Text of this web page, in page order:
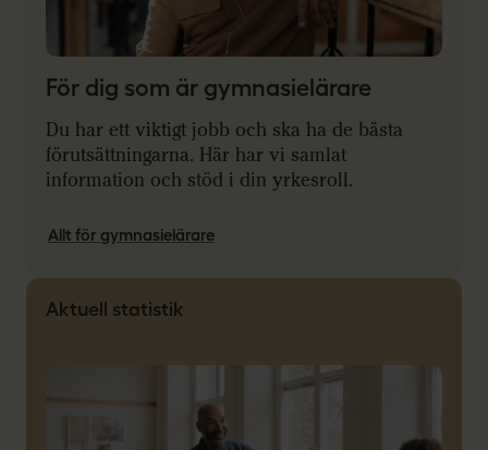
För dig som är gymnasielärare
Du har ett viktigt jobb och ska ha de bästa
förutsättningarna. Här har vi samlat
information och stöd i din yrkesroll.
Allt för gymnasielärare
Aktuell statistik